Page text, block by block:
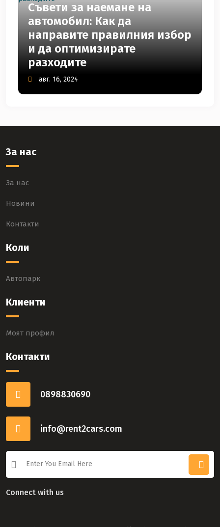
Съвети за наемане на
автомобил: Как да
направите правилния избор
и да оптимизирате
разходите
авг. 16, 2024
За нас
За нас
Новини
Контакти
Коли
Автопарк
Клиенти
Моят профил
Контакти
0898830690
info@rent2cars.com
Connect with us